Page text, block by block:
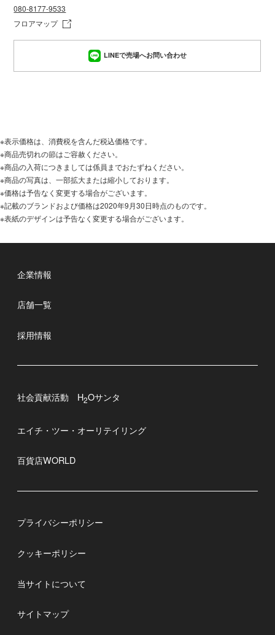
080-8177-9533
フロアマップ
LINEで売場へお問い合わせ
※表示価格は、消費税を含んだ税込価格です。
※商品売切れの節はご容赦ください。
※商品の入荷につきましては係員までおたずねください。
※商品の写真は、一部拡大または縮小しております。
※価格は予告なく変更する場合がございます。
※記載のブランドおよび価格は2020年9月30日時点のものです。
※表紙のデザインは予告なく変更する場合がございます。
企業情報
店舗一覧
採用情報
社会貢献活動 H2Oサンタ
エイチ・ツー・オーリテイリング
百貨店WORLD
プライバシーポリシー
クッキーポリシー
当サイトについて
サイトマップ